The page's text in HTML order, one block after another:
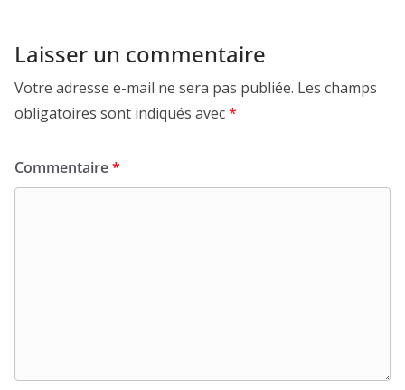
Laisser un commentaire
Votre adresse e-mail ne sera pas publiée. Les champs
obligatoires sont indiqués avec*
Commentaire*